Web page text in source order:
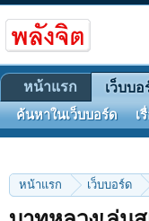
หน้าแรก เว็บบอร์ด
หน้าแรก เว็บบอ
ค้นหาในเว็บบอร์ด เ